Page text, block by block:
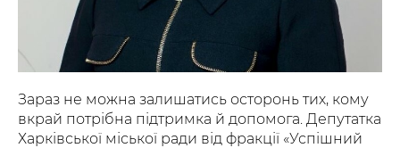
Зараз не можна залишатись осторонь тих, кому
вкрай потрібна підтримка й допомога. Депутатка
Харківської міської ради від фракції «Успішний